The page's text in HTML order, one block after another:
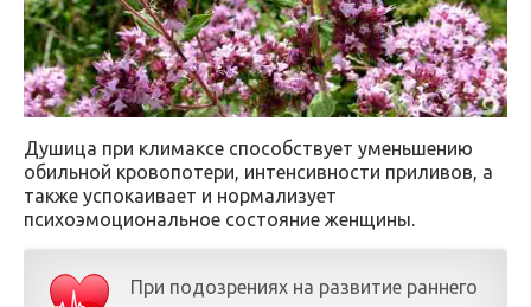
Душица при климаксе способствует уменьшению
обильной кровопотери, интенсивности приливов, а
также успокаивает и нормализует
психоэмоциональное состояние женщины.
При подозрениях на развитие раннего